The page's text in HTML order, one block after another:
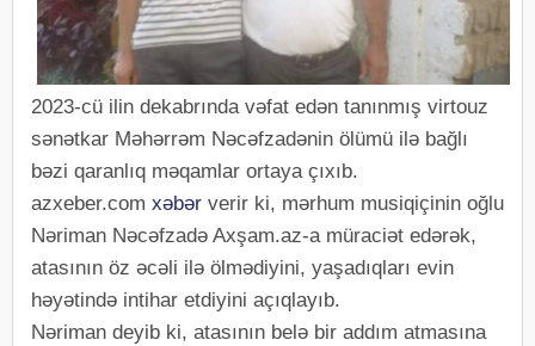
2023-cü ilin dekabrında vəfat edən tanınmış virtouz
sənətkar Məhərrəm Nəcəfzadənin ölümü ilə bağlı
bəzi qaranlıq məqamlar ortaya çıxıb.
azxeber.com xəbər verir ki, mərhum musiqiçinin oğlu
Nəriman Nəcəfzadə Axşam.az-a müraciət edərək,
atasının öz əcəli ilə ölmədiyini, yaşadıqları evin
həyətində intihar etdiyini açıqlayıb.
Nəriman deyib ki, atasının belə bir addım atmasına